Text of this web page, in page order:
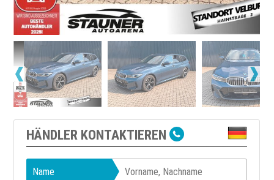
HÄNDLER KONTAKTIEREN
Name